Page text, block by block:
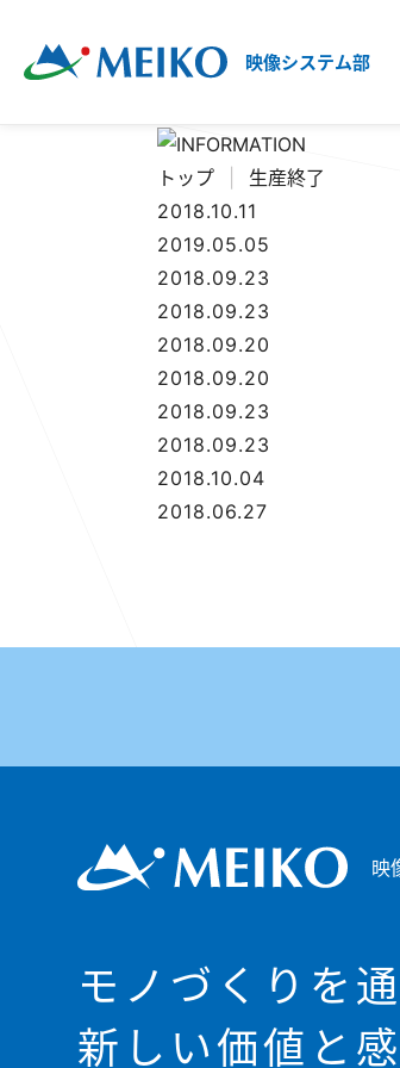
映像システム部
トップ
生産終了
2018.10.11
2019.05.05
2018.09.23
2018.09.23
2018.09.20
2018.09.20
2018.09.23
2018.09.23
2018.10.04
2018.06.27
映
モノづくりを
新しい価値と